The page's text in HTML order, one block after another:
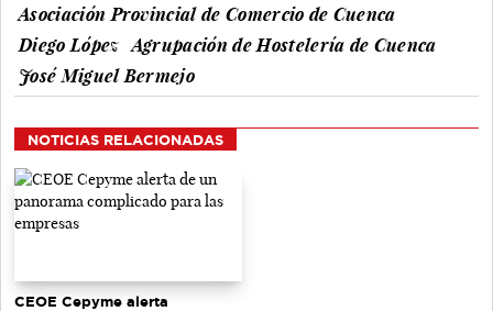
Asociación Provincial de Comercio de Cuenca
Diego López
Agrupación de Hostelería de Cuenca
José Miguel Bermejo
NOTICIAS RELACIONADAS
CEOE Cepyme alerta